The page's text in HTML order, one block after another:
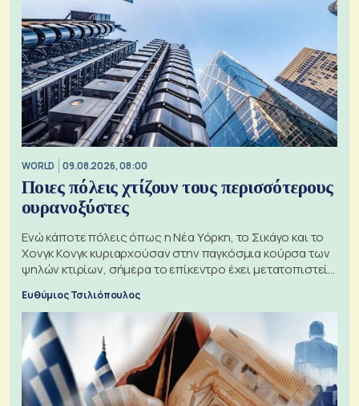
WORLD 09.08.2026, 08:00
Ποιες πόλεις χτίζουν τους περισσότερους
ουρανοξύστες
Ενώ κάποτε πόλεις όπως η Νέα Υόρκη, το Σικάγο και το
Χονγκ Κονγκ κυριαρχούσαν στην παγκόσμια κούρσα των
ψηλών κτιρίων, σήμερα το επίκεντρο έχει μετατοπιστεί
Ευθύμιος Τσιλιόπουλος